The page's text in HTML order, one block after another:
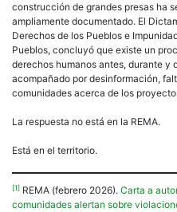
construcción de grandes presas ha
ampliamente documentado. El
Derechos de los Pueblos e
Pueblos, concluyó que existe un
derechos humanos antes, durante y
acompañado por desinformación,
comunidades acerca de los
La respuesta no está en la REMA.
Está en el territorio.
[1] REMA (febrero 2026). Carta a
comunidades alertan sobre